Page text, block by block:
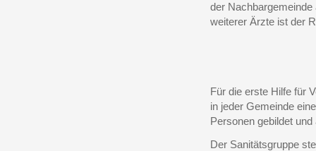
der
weiterer Ärzte ist der
Für die erste Hilfe für
in jeder Gemeinde
Personen gebildet und
Der Sanitätsgruppe